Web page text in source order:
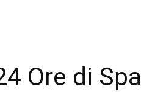
Ore di Spa